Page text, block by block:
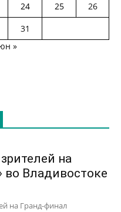
24 25
26
31
»
на
Владивостоке
на Гранд-финал